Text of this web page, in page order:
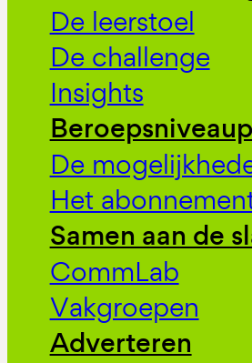
De leerstoel
De challenge
Insights
De
Het
Samen aan de
CommLab
Vakgroepen
Adverteren